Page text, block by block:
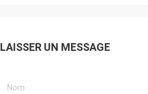
LAISSER UN MESSAGE